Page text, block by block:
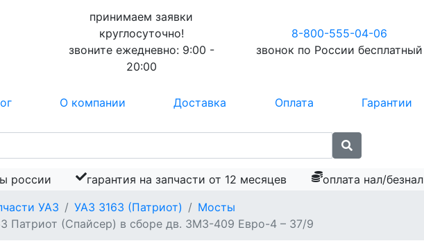
принимаем заявки
круглосуточно!
звоните ежедневно: 9:00 -
20:00
8-800-555-04-06
звонок по России бесплатный
О компании Доставка Оплата Гарантии
россии гарантия на запчасти от 12 месяцев оплата нал/безнал
УАЗ УАЗ 3163 (Патриот)
Мосты
Патриот (Спайсер) в сборе дв. ЗМЗ-409 Евро-4 – 37/9